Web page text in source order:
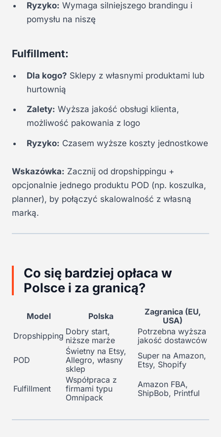
Ryzyko: Wymaga silniejszego brandingu i
pomysłu na niszę
Fulfillment:
Dla kogo? Sklepy z własnymi produktami lub
hurtownią
Zalety: Wyższa jakość obsługi klienta,
możliwość pakowania z logo
Ryzyko: Czasem wyższe koszty jednostkowe
Wskazówka: Zacznij od dropshippingu +
opcjonalnie jednego produktu POD (np. koszulka,
planner), by połączyć skalowalność z własną
marką.
Co się bardziej opłaca w
Polsce i za granicą?
Model Polska
Zagranica (EU,
USA)
Dropshipping Dobry start,
niższe marże
Potrzebna wyższa
jakość dostawców
POD
Świetny na Etsy,
Allegro, własny
sklep
Super na Amazon,
Etsy, Shopify
Fulfillment
Współpraca z
firmami typu
Omnipack
Amazon FBA,
ShipBob, Printful